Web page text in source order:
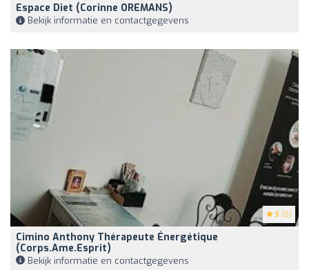
Espace Diet (Corinne OREMANS)
Bekijk informatie en contactgegevens
5 (5)
Cimino Anthony Thérapeute Énergétique
(Corps.Ame.Esprit)
Bekijk informatie en contactgegevens